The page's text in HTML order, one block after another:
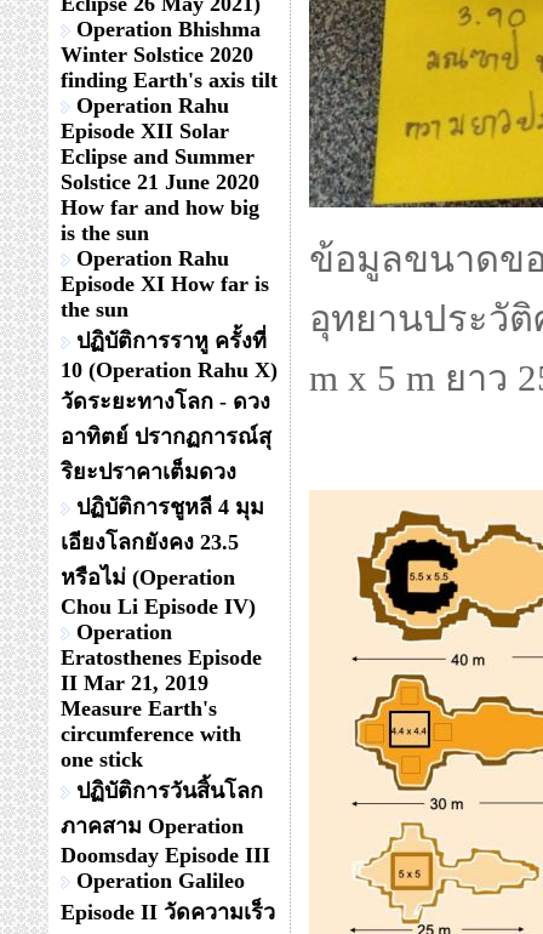
Operation Bhishma
Winter Solstice 2020
finding Earth's axis tilt
Operation Rahu
Episode XII Solar
Eclipse and Summer
Solstice 21 June 2020
How far and how big
is the sun
Operation Rahu
Episode XI How far is
the sun
ปฏิบัติการราหู ครั้งที่
10 (Operation Rahu X)
วัดระยะทางโลก - ดวง
อาทิตย์ ปรากฏการณ์สุ
ริยะปราคาเต็มดวง
ปฏิบัติการชูหลี 4 มุม
เอียงโลกยังคง 23.5
หรือไม่ (Operation
Chou Li Episode IV)
Operation
Eratosthenes Episode
II Mar 21, 2019
Measure Earth's
circumference with
one stick
ปฏิบัติการวันสิ้นโลก
ภาคสาม Operation
Doomsday Episode III
Operation Galileo
Episode II วัดความเร็ว
ข้อมูลขนาดข
อุทยานประวั
m x 5 m ยาว